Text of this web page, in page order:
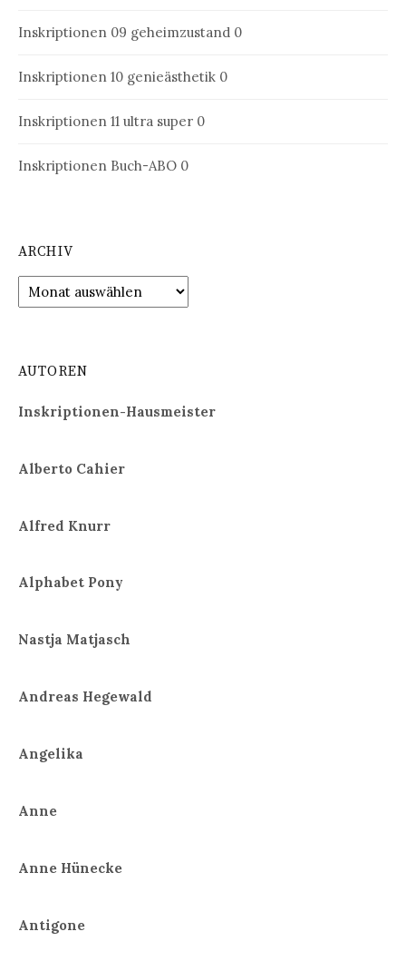
Inskriptionen 09 geheimzustand 0
Inskriptionen 10 genieästhetik 0
Inskriptionen 11 ultra super 0
Inskriptionen Buch-ABO 0
ARCHIV
Archiv
AUTOREN
Inskriptionen-Hausmeister
Alberto Cahier
Alfred Knurr
Alphabet Pony
Nastja Matjasch
Andreas Hegewald
Angelika
Anne
Anne Hünecke
Antigone